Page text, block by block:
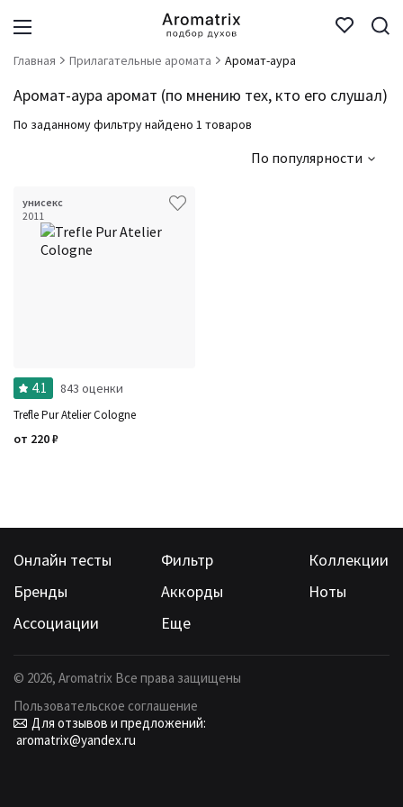
Главная Прилагательные аромата Аромат-аура
Аромат-аура аромат (по мнению тех, кто его слушал)
По заданному фильтру найдено 1 товаров
По популярности
унисекс
2011
4.1 843 оценки
Trefle Pur Atelier Cologne
от 220₽
Онлайн тесты Фильтр
Коллекции
Бренды
Аккорды
Ноты
Ассоциации
Еще
© 2026, Aromatrix Все права защищены
Пользовательское соглашение
Для отзывов и предложений:
aromatrix@yandex.ru